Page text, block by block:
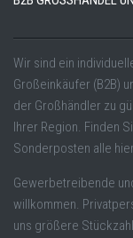
Wir sind ein
Großeinkäufer (B2B)
der Großhändler zu
Ihrer Region. Finden
Sonderposten alle
Gewerbetreibende
willkommen.
uns größere